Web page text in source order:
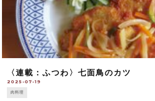
〈連載：ふつわ〉七面鳥のカツ
2025-07-19
肉料理